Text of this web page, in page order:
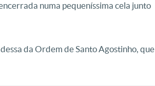
numa pequeníssima cela junto
da Ordem de Santo Agostinho, que